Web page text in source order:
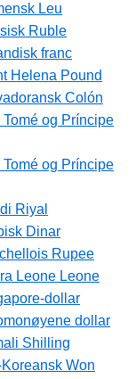
Leu
Ruble
franc
Helena Pound
Colón
og Príncipe
og Príncipe
Riyal
Dinar
Rupee
Leone Leone
dollar
dollar
Shilling
Won